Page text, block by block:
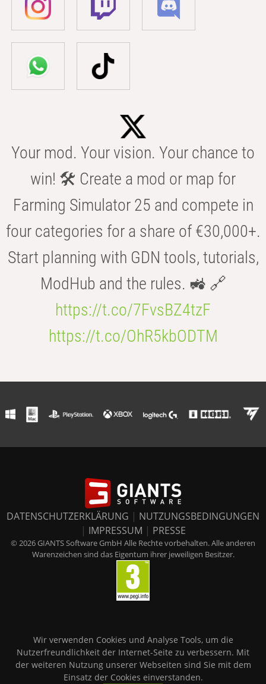
Your mod. Your vision. Your chance to
win! 🛠️ Create a mod or map for
Farming Simulator 25 and compete in
four categories for a share of €30,000+.
Start planning with GDN tools, tutorials,
ModHub and the rules. 🚜 🔗
https://t.co/7FvsBZ4tzF
https://t.co/OhR5kbODTM
DATENSCHUTZERKLÄRUNG | NUTZUNGSBEDINGUNGEN
| IMPRESSUM | PRESSE
© 2026 GIANTS Software GmbH Alle Rechte vorbehalten. Alle anderen
Warenzeichen sind das Eigentum ihrer jeweiligen Besitzer.
Wir verwenden Cookies und Analyse Tools, um die
Nutzerfreundlichkeit der Internet-Seite zu verbessern. Mit
der weiteren Nutzung unserer Webseiten sind Sie mit dem
Einsatz der Cookies einverstanden.